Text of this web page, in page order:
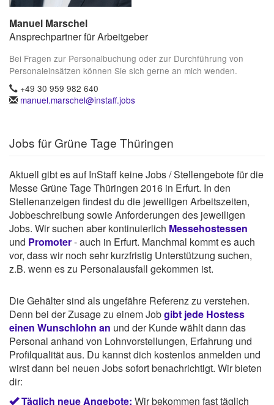
Manuel Marschel
Ansprechpartner für Arbeitgeber
Bei Fragen zur Personalbuchung oder zur Durchführung von
Personaleinsätzen können Sie sich gerne an mich wenden.
+49 30 959 982 640
manuel.marschel@instaff.jobs
Jobs für Grüne Tage Thüringen
Aktuell gibt es auf InStaff keine Jobs / Stellengebote für die
Messe Grüne Tage Thüringen 2016 in Erfurt. In den
Stellenanzeigen findest du die jeweiligen Arbeitszeiten,
Jobbeschreibung sowie Anforderungen des jeweiligen
Jobs. Wir suchen aber kontinuierlich Messehostessen
und Promoter- auch in Erfurt. Manchmal kommt es auch
vor, dass wir noch sehr kurzfristig Unterstützung suchen,
z.B. wenn es zu Personalausfall gekommen ist.
Die Gehälter sind als ungefähre Referenz zu verstehen.
Denn bei der Zusage zu einem Jobgibt jede Hostess
einen Wunschlohn an und der Kunde wählt dann das
Personal anhand von Lohnvorstellungen, Erfahrung und
Profilqualität aus. Du kannst dich kostenlos anmelden und
wirst dann bei neuen Jobs sofort benachrichtigt. Wir bieten
dir:
Täglich neue Angebote: Wir bekommen fast täglich